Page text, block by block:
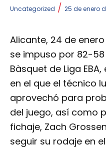
Uncategorized / 25 de enero
Alicante, 24 de enero
se impuso por 82-
Bàsquet de Liga
en el que el técnico
aprovechó para
del juego, así como
fichaje, Zach
seguir su rodaje en